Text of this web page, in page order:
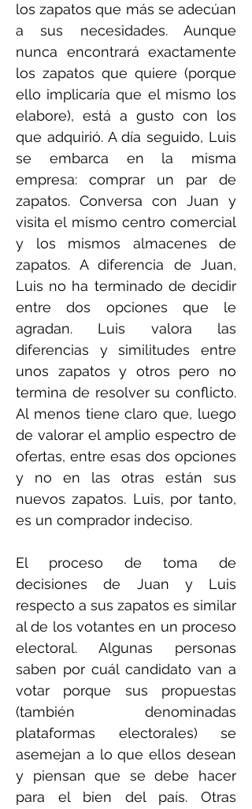
los zapatos que más se adecúan
a sus necesidades. Aunque
nunca encontrará exactamente
los zapatos que quiere (porque
ello implicaría que el mismo los
elabore), está a gusto con los
que adquirió. A día seguido, Luis
se embarca en la misma
empresa: comprar un par de
zapatos. Conversa con Juan y
visita el mismo centro comercial
y los mismos almacenes de
zapatos. A diferencia de Juan,
Luis no ha terminado de decidir
entre dos opciones que le
agradan. Luis valora las
diferencias y similitudes entre
unos zapatos y otros pero no
termina de resolver su conflicto.
Al menos tiene claro que, luego
de valorar el amplio espectro de
ofertas, entre esas dos opciones
y no en las otras están sus
nuevos zapatos. Luis, por tanto,
es un comprador indeciso.
El proceso de toma de
decisiones de Juan y Luis
respecto a sus zapatos es similar
al de los votantes en un proceso
electoral. Algunas personas
saben por cuál candidato van a
votar porque sus propuestas
(también denominadas
plataformas electorales) se
asemejan a lo que ellos desean
y piensan que se debe hacer
para el bien del país. Otras